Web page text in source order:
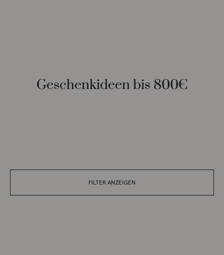
Geschenkideen bis 800€
FILTER ANZEIGEN